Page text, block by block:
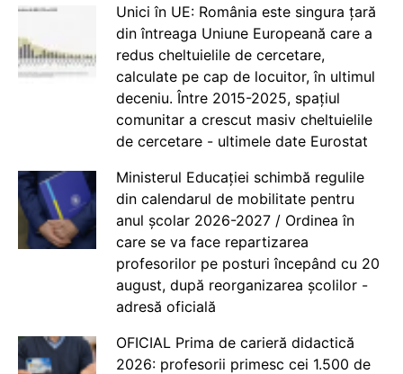
Unici în UE: România este singura țară
din întreaga Uniune Europeană care a
redus cheltuielile de cercetare,
calculate pe cap de locuitor, în ultimul
deceniu. Între 2015-2025, spațiul
comunitar a crescut masiv cheltuielile
de cercetare - ultimele date Eurostat
Ministerul Educației schimbă regulile
din calendarul de mobilitate pentru
anul școlar 2026-2027 / Ordinea în
care se va face repartizarea
profesorilor pe posturi începând cu 20
august, după reorganizarea școlilor -
adresă oficială
OFICIAL Prima de carieră didactică
2026: profesorii primesc cei 1.500 de